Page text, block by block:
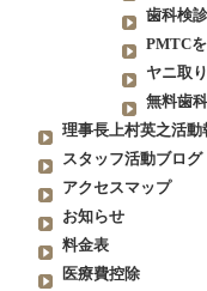
歯科検
PMTC
ヤニ取
無料歯
理事長上村英之活動
スタッフ活動ブログ
アクセスマップ
お知らせ
料金表
医療費控除